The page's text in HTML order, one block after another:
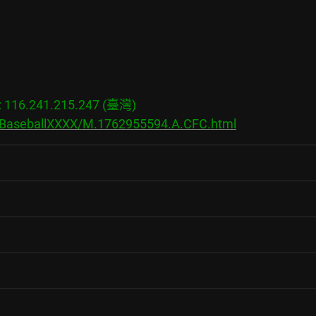
(臺灣)
M.1762955594.A.CFC.html